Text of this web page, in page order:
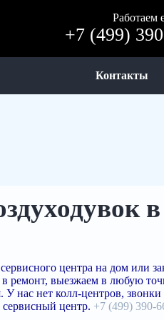
Работаем
+7 (499)
Контакты
в
центра на дом или
в ремонт, выезжаем в любую
нас нет колл-центров, звонки
центр. +7 (499) 390-